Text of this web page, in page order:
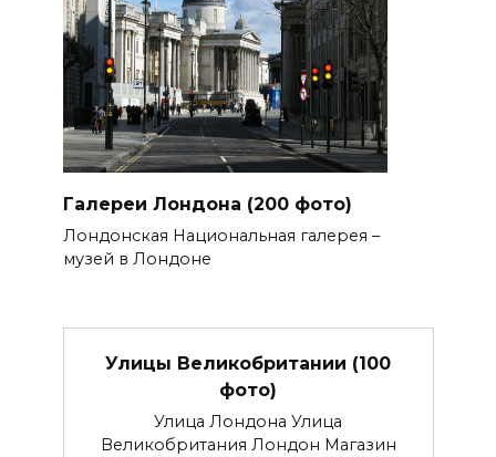
Галереи Лондона (200 фото)
Лондонская Национальная галерея –
музей в Лондоне
Улицы Великобритании (100
фото)
Улица Лондона Улица
Великобритания Лондон Магазин